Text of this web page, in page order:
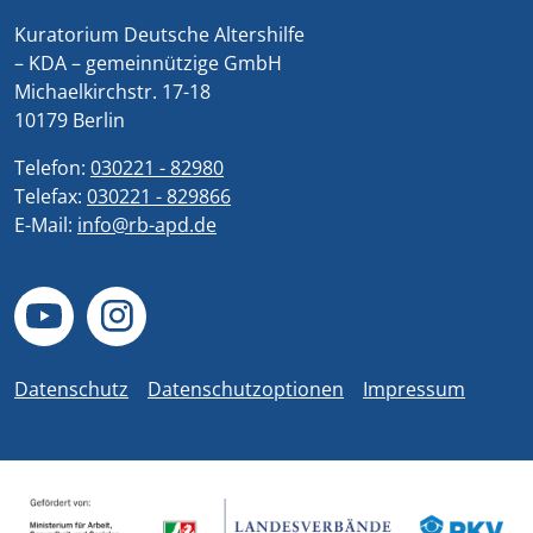
Kuratorium Deutsche Altershilfe
– KDA – gemeinnützige GmbH
Michaelkirchstr. 17-18
10179 Berlin
Telefon: 030221 - 82980
Telefax: 030221 - 829866
E-Mail: info@rb-apd.de
Datenschutz Datenschutzoptionen Impressum